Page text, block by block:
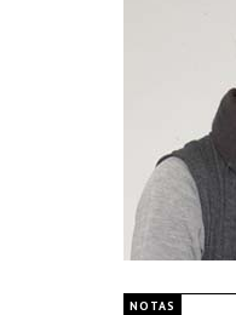
NOTAS